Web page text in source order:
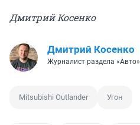
Дмитрий Косенко
Дмитрий Косенко
Журналист раздела «Авто»
Mitsubishi Outlander Угон